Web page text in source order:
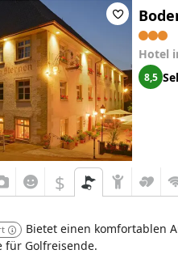
Hotel
8,5
$
Bietet einen komfortablen
für Golfreisende.